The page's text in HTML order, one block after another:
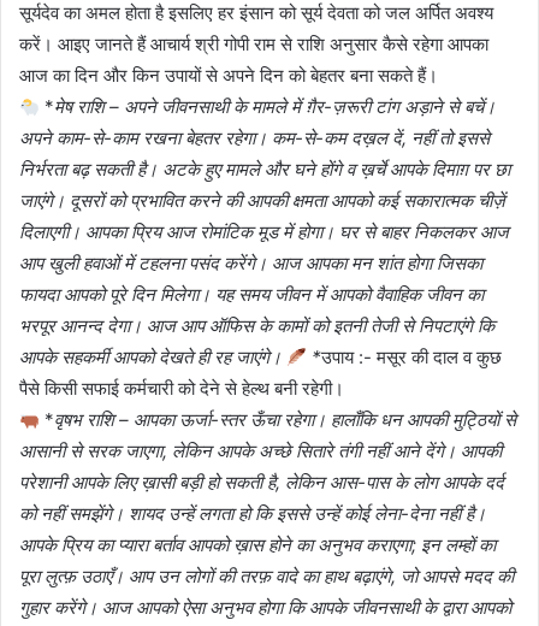
सूर्यदेव का अमल होता है इसलिए हर इंसान को सूर्य देवता को जल अर्पित अवश्य
करें। आइए जानते हैं आचार्य श्री गोपी राम से राशि अनुसार कैसे रहेगा आपका
आज का दिन और किन उपायों से अपने दिन को बेहतर बना सकते हैं।
*मेष राशि – अपने जीवनसाथी के मामले में ग़ैर-ज़रूरी टांग अड़ाने से बचें।
अपने काम-से-काम रखना बेहतर रहेगा। कम-से-कम दख़ल दें, नहीं तो इससे
निर्भरता बढ़ सकती है। अटके हुए मामले और घने होंगे व ख़र्चे आपके दिमाग़ पर छा
जाएंगे। दूसरों को प्रभावित करने की आपकी क्षमता आपको कई सकारात्मक चीज़ें
दिलाएगी। आपका प्रिय आज रोमांटिक मूड में होगा। घर से बाहर निकलकर आज
आप खुली हवाओं में टहलना पसंद करेंगे। आज आपका मन शांत होगा जिसका
फायदा आपको पूरे दिन मिलेगा। यह समय जीवन में आपको वैवाहिक जीवन का
भरपूर आनन्द देगा। आज आप ऑफिस के कामों को इतनी तेजी से निपटाएंगे कि
आपके सहकर्मी आपको देखते ही रह जाएंगे।
*उपाय :- मसूर की दाल व कुछ
पैसे किसी सफाई कर्मचारी को देने से हेल्थ बनी रहेगी।
*वृषभ राशि – आपका ऊर्जा-स्तर ऊँचा रहेगा। हालाँकि धन आपकी मुट्ठियों से
आसानी से सरक जाएगा, लेकिन आपके अच्छे सितारे तंगी नहीं आने देंगे। आपकी
परेशानी आपके लिए ख़ासी बड़ी हो सकती है, लेकिन आस-पास के लोग आपके दर्द
को नहीं समझेंगे। शायद उन्हें लगता हो कि इससे उन्हें कोई लेना-देना नहीं है।
आपके प्रिय का प्यारा बर्ताव आपको ख़ास होने का अनुभव कराएगा; इन लम्हों का
पूरा लुत्फ़ उठाएँ। आप उन लोगों की तरफ़ वादे का हाथ बढ़ाएंगे, जो आपसे मदद की
गुहार करेंगे। आज आपको ऐसा अनुभव होगा कि आपके जीवनसाथी के द्वारा आपको